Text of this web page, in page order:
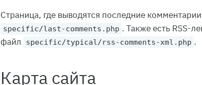
Страница, где выводятся последние
specific/last-comments.php . Также есть RSS-
файл
specific/typical/rss-comments-xml.php .
Карта сайта